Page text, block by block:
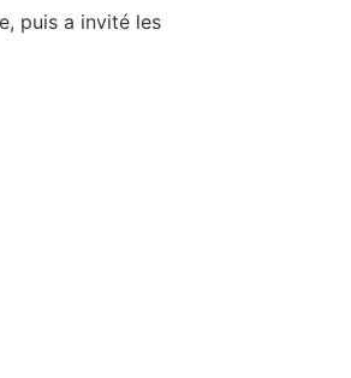
puis a invité les